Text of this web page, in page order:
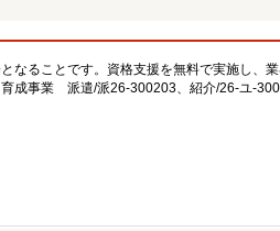
なることです。資格支援を無料で実施し、
育成事業 派遣/派26-300203、紹介/26-ユ-